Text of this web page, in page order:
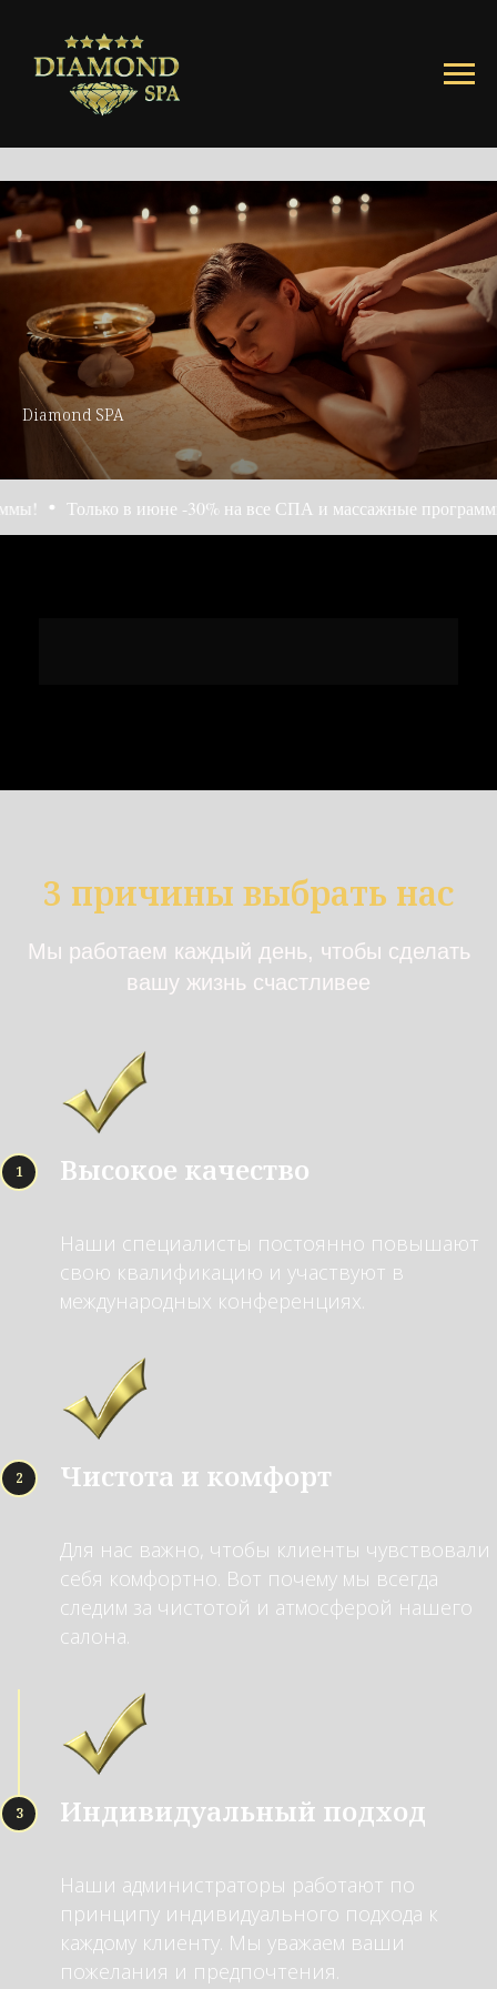
Diamond SPA
Только в июне -30% на все СПА и массажные программы!
3 причины выбрать нас
Мы работаем каждый день, чтобы сделать
вашу жизнь счастливее
Высокое качество
Наши специалисты постоянно повышают
свою квалификацию и участвуют в
международных конференциях.
Чистота и комфорт
Для нас важно, чтобы клиенты чувствовали
себя комфортно. Вот почему мы всегда
следим за чистотой и атмосферой нашего
салона.
Индивидуальный подход
Наши администраторы работают по
принципу индивидуального подхода к
каждому клиенту. Мы уважаем ваши
пожелания и предпочтения.